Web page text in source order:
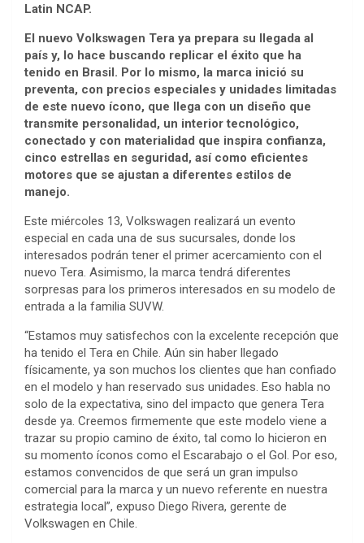
Latin NCAP.
El nuevo Volkswagen Tera ya prepara su llegada al
país y, lo hace buscando replicar el éxito que ha
tenido en Brasil. Por lo mismo, la marca inició su
preventa, con precios especiales y unidades limitadas
de este nuevo ícono, que llega con un diseño que
transmite personalidad, un interior tecnológico,
conectado y con materialidad que inspira confianza,
cinco estrellas en seguridad, así como eficientes
motores que se ajustan a diferentes estilos de
manejo.
Este miércoles 13, Volkswagen realizará un evento
especial en cada una de sus sucursales, donde los
interesados podrán tener el primer acercamiento con el
nuevo Tera. Asimismo, la marca tendrá diferentes
sorpresas para los primeros interesados en su modelo de
entrada a la familia SUVW.
“Estamos muy satisfechos con la excelente recepción que
ha tenido el Tera en Chile. Aún sin haber llegado
físicamente, ya son muchos los clientes que han confiado
en el modelo y han reservado sus unidades. Eso habla no
solo de la expectativa, sino del impacto que genera Tera
desde ya. Creemos firmemente que este modelo viene a
trazar su propio camino de éxito, tal como lo hicieron en
su momento íconos como el Escarabajo o el Gol. Por eso,
estamos convencidos de que será un gran impulso
comercial para la marca y un nuevo referente en nuestra
estrategia local”, expuso Diego Rivera, gerente de
Volkswagen en Chile.